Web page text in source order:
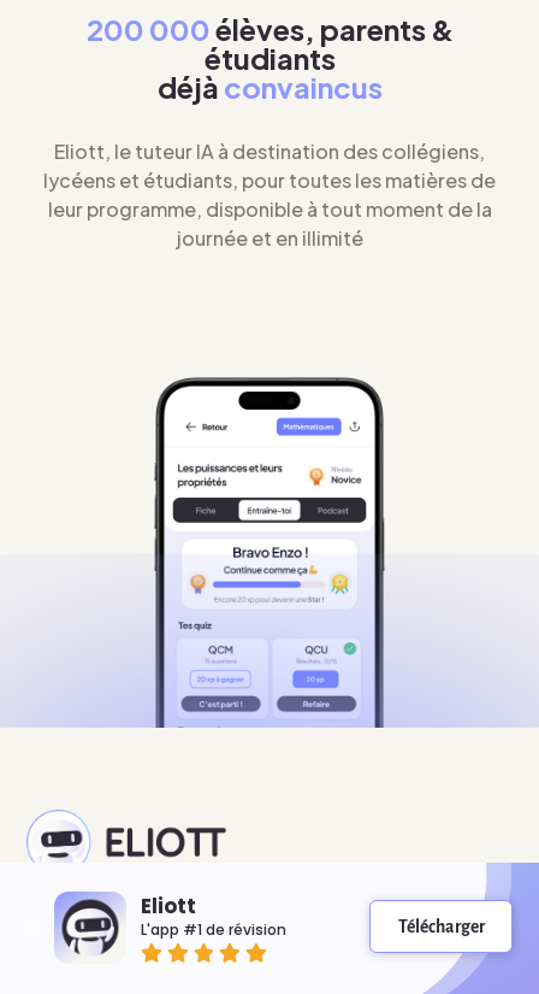
200 000élèves, parents &
étudiants
déjà convaincus
Eliott, le tuteur IA à destination des collégiens,
lycéens et étudiants, pour toutes les matières de
leur programme, disponible à tout moment de la
journée et en illimité
La meilleure app de révision pour toutes les matières du collège, du
lycée et des études supérieures, en illimité et à tout moment de la
Eliott
L'app #1 de révision Télécharger